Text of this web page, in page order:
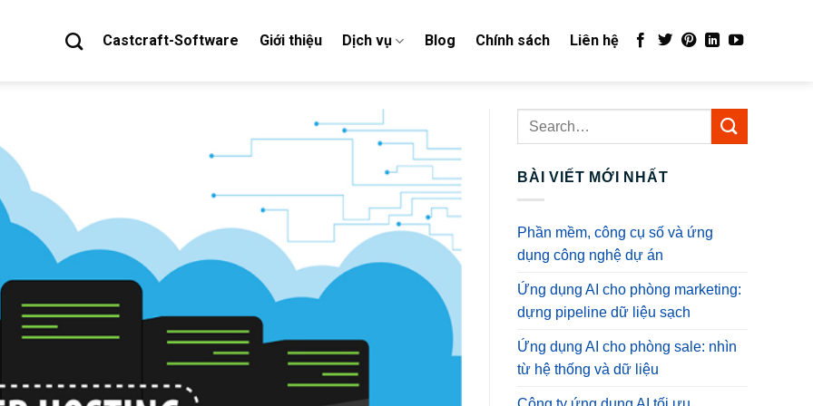
Castcraft-Software Giới thiệu Dịch vụ Blog Chính sách Liên hệ
BÀI VIẾT MỚI NHẤT
Phần mềm, công cụ số và ứng
dụng công nghệ dự án
Ứng dụng AI cho phòng marketing:
dựng pipeline dữ liệu sạch
Ứng dụng AI cho phòng sale: nhìn
từ hệ thống và dữ liệu